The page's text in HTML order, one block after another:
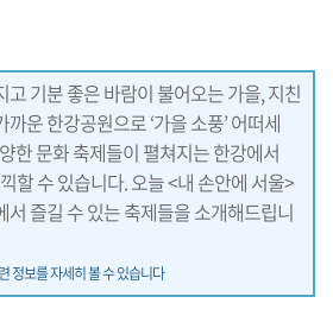
고 기분 좋은 바람이 불어오는 가을, 지친
운 한강공원으로 ‘가을 소풍’ 어떠세
한 문화 축제들이 펼쳐지는 한강에서
할 수 있습니다. 오늘 <내 손안에 서울>
서 즐길 수 있는 축제들을 소개해드립니
정보를 자세히 볼 수 있습니다